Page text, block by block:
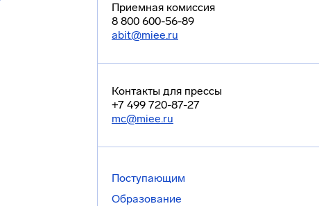
Приемная комиссия
8 800 600-56-89
abit@miee.ru
Контакты для прессы
+7 499 720-87-27
mc@miee.ru
Поступающим
Образование